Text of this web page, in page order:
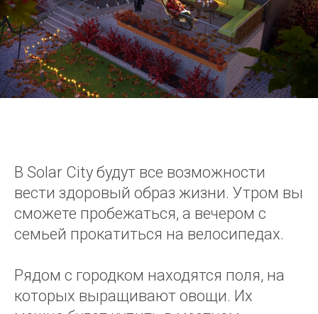
В Solar City будут все возможности
вести здоровый образ жизни. Утром вы
сможете пробежаться, а вечером с
семьей прокатиться на велосипедах.
Рядом с городком находятся поля, на
которых выращивают овощи. Их